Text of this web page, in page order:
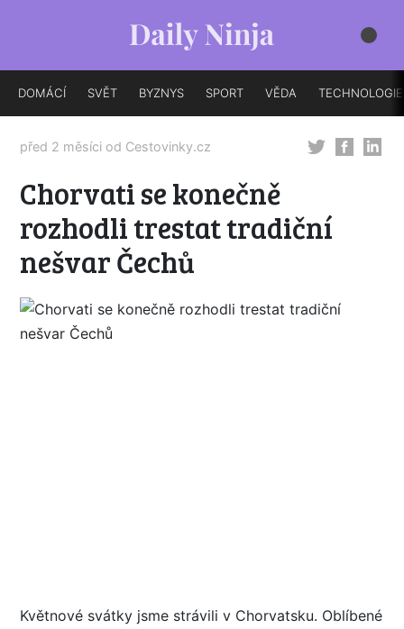
DOMÁCÍ SVĚT BYZNYS SPORT VĚDA TECHNOLOGIE
před 2 měsíci od Cestovinky.cz
Chorvati se konečně
rozhodli trestat tradiční
nešvar Čechů
Květnové svátky jsme strávili v Chorvatsku. Oblíbené